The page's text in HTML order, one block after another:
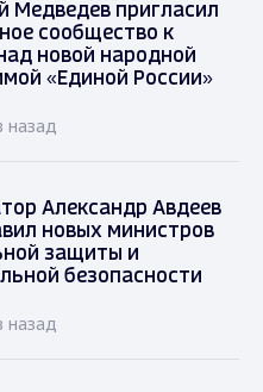
Медведев пригласил
сообщество к
новой народной
«Единой России»
назад
Александр Авдеев
новых министров
защиты и
безопасности
назад